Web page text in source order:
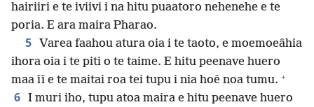
hairiiri e te iviivi i na hitu puaatoro nehenehe e te
poria. E ara maira Pharao.
5
Varea faahou atura oia i te taoto, e moemoeâhia
ihora oia i te piti o te taime. E hitu peenave huero
maa îî e te maitai roa tei tupu i nia hoê noa tumu. +
6 I muri iho, tupu atoa maira e hitu peenave huero